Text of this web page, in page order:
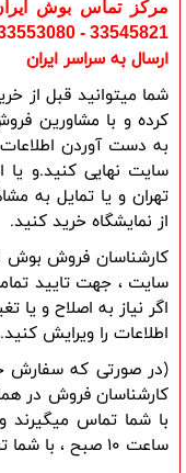
33545821 - 33553080
ارسال به سراسر ایران
از نمایشگاه خرید کنید.
اطلاعات را ویرایش کنید.
ساعت 10 صبح ، با شما تماس گرفته خواهد شد).